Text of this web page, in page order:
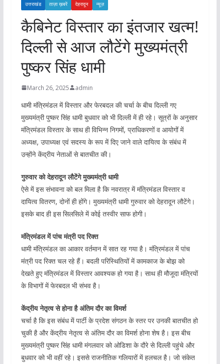
उत्तराखंड ताज़ा ख़बरें देहरादून न्यूज़
कैबिनेट विस्तार का इंतजार खत्म!
दिल्‍ली से आज लौटेंगे मुख्यमंत्री
पुष्कर सिंह धामी
March 26, 2025 admin
धामी मंत्रिमंडल में विस्तार और फेरबदल की चर्चा के बीच दिल्ली गए
मुख्यमंत्री पुष्कर सिंह धामी बुधवार को भी दिल्ली में ही रहे। सूत्रों के अनुसार
मंत्रिमंडल विस्तार के साथ ही विभिन्न निगमों, प्राधिकरणों व आयोगोंं में
अध्यक्ष, उपाध्यक्ष एवं सदस्य के रूप में दिए जाने वाले दायित्व के संबंध में
उन्होंने केंद्रीय नेताओं से बातचीत की।
गुरुवार को देहरादून लौटेंगे मुख्यमंत्री धामी
ऐसे में इस संभावना को बल मिला है कि नवरात्र में मंत्रिमंडल विस्तार व
दायित्व वितरण, दोनों ही होंगे। मुख्यमंत्री धामी गुरुवार को देहरादून लौटेंगे।
इसके बाद ही इस सिलसिले में कोई तस्वीर साफ होगी।
मंत्रिमंडल में पांच मंत्री पद रिक्त
धामी मंत्रिमंडल का आकार वर्तमान में सात रह गया है। मंत्रिमंडल में पांच
मंत्री पद रिक्त चल रहे हैं। बदली परिस्थितियों में कामकाज के बोझ को
देखते हुए मंत्रिमंडल में विस्तार आवश्यक हो गया है। साथ ही मौजूदा मंत्रियों
के विभागों में फेरबदल भी संभव है।
केंद्रीय नेतृत्व से होना है अंतिम दौर का विमर्श
चर्चा है कि इस संबंध में पार्टी के प्रदेश संगठन के स्तर पर उनकी बातचीत हो
चुकी है और केंद्रीय नेतृत्व से अंतिम दौर का विमर्श होना शेष है। इस बीच
मुख्यमंत्री पुष्कर सिंह धामी मंगलवार को ओडिशा के दौरे से दिल्ली पहुंचे और
बुधवार को भी वहीं रहे। इससे राजनीतिक गलियारों में हलचल है। जो संकेत